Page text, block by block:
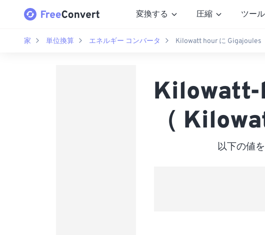
変換する 圧縮 ツール
家 単位換算 エネルギー コンバータ Kilowatt hour に Gigajoules
Kilowatt-
（
以下の値